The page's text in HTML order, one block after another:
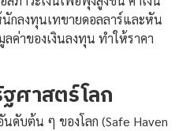
นักลงทุนเทขายดอลลาร์และหัน
ค่าของเงินลงทุน ทำให้ราคา
ศาสตร์โลก
บต้น ๆ ของโลก (Safe Haven